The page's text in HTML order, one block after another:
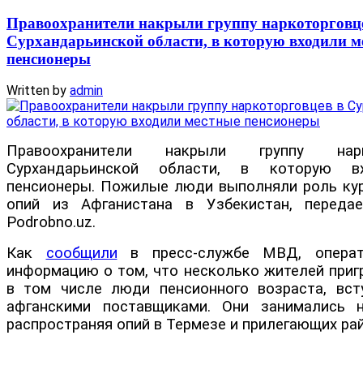
Правоохранители накрыли группу
Сурхандарьинской области, в которую входили
пенсионеры
Written by admin
Правоохранители накрыли группу
Сурхандарьинской области, в которую
пенсионеры. Пожилые люди выполняли роль
опий из Афганистана в Узбекистан,
Podrobno.uz.
Как сообщили в пресс-службе МВД,
информацию о том, что несколько жителей
в том числе люди пенсионного возраста,
афганскими поставщиками. Они занимались
распространяя опий в Термезе и прилегающих